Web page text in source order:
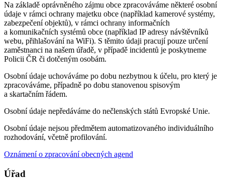
Na základě oprávněného zájmu obce zpracováváme některé osobní
údaje v rámci ochrany majetku obce (například kamerové systémy,
zabezpečení objektů), v rámci ochrany informačních
a komunikačních systémů obce (například IP adresy návštěvníků
webu, přihlašování na WiFi). S těmito údaji pracují pouze určení
zaměstnanci na našem úřadě, v případě incidentů je poskytneme
Policii ČR či dotčeným osobám.
Osobní údaje uchováváme po dobu nezbytnou k účelu, pro který je
zpracováváme, případně po dobu stanovenou spisovým
a skartačním řádem.
Osobní údaje nepředáváme do nečlenských států Evropské Unie.
Osobní údaje nejsou předmětem automatizovaného individuálního
rozhodování, včetně profilování.
Oznámení o zpracování obecných agend
Úřad